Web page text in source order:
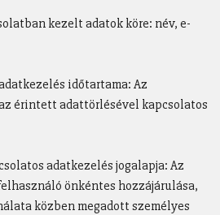
kezelt adatok köre: név, e-
időtartama: Az
érintett adattörlésével kapcsolatos
adatkezelés jogalapja: Az
önkéntes hozzájárulása,
közben megadott személyes